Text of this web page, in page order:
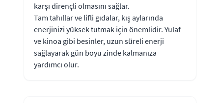
karşı dirençli olmasını sağlar.
Tam tahıllar ve lifli gıdalar, kış aylarında
enerjinizi yüksek tutmak için önemlidir. Yulaf
ve kinoa gibi besinler, uzun süreli enerji
sağlayarak gün boyu zinde kalmanıza
yardımcı olur.